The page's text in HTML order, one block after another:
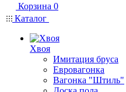
Корзина 0
Каталог
Хвоя
Имитация бруса
Евровагонка
Вагонка "Штиль"